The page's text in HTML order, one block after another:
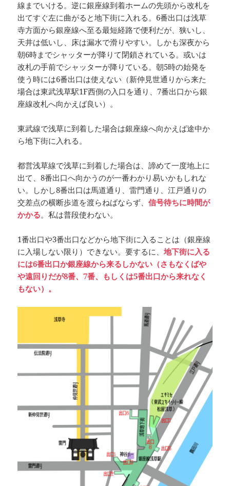
線までいける。逆に銀座線到着ホームの先頭から改札を
出てすぐ左に曲がると地下街に入れる。6番出口は浅草
寺方面から銀座線へ至る最短経路で便利だが、狭いし、
天井は低いし、床は漏水で滑りやすい。しかも深夜から
朝6時までシャッターが降りて閉鎖されている。或いは
改札の手前でシャッターが降りている。朝5時の始発を
使う時には6番出口は使えない（新仲見世通りから来た
場合は東武浅草駅1F西側の入口を通り、7番出口から銀
座線改札へ向かえば良い）。
東武線で浅草に到着した場合は銀座線へ向かえば途中か
ら地下街に入れる。
都営浅草線で浅草に到着した場合は、諦めて一度地上に
出て、8番出口へ向かうのが一番わかり易いかもしれな
い。しかし8番出口は馬道通り、雷門通り、江戸通りの
交差点の横断歩道を渡らねばならず、信号待ちに時間が
かかる。私は普段使わない。
1番出口や3番出口などから地下街に入ることは（銀座線
に入場しない限り）できない。要するに、地下街に入る
には6番出口か銀座線から来るしかない（さもなくばや
や遠回りだが8番、7番、もしくは5番出口から来れなく
もない）。